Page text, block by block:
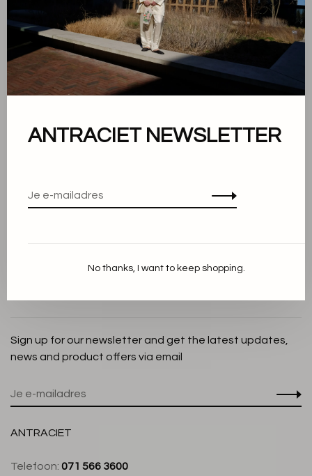
Sorteren op:
Toon 1 - 0 van 0
Over ons
Cookieverklaring
Sign up for our newsletter and get the latest updates,
news and product offers via email
ANTRACIET
Telefoon: 071 566 3600
ANTRACIET NEWSLETTER
No thanks, I want to keep shopping.